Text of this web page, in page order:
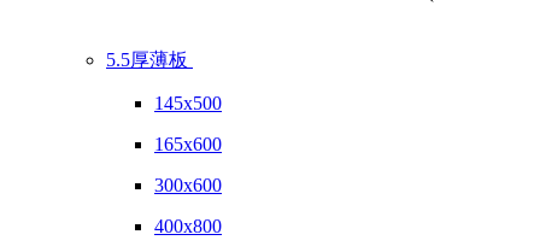
5.5厚薄板
145x500
165x600
300x600
400x800